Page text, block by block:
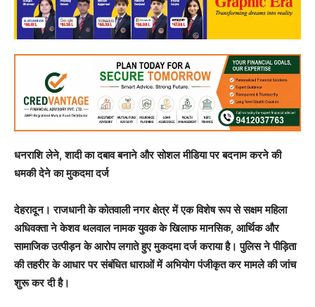
धनराशि लेने, शादी का दबाव बनाने और सोशल मीडिया पर बदनाम करने की
धमकी देने का मुकदमा दर्ज
देहरादून। राजधानी के कोतवाली नगर क्षेत्र में एक विशेष रूप से सक्षम महिला
अधिवक्ता ने केशव थलवाल नामक युवक के खिलाफ मानसिक, आर्थिक और
सामाजिक उत्पीड़न के आरोप लगाते हुए मुकदमा दर्ज कराया है। पुलिस ने पीड़िता
की तहरीर के आधार पर संबंधित धाराओं में अभियोग पंजीकृत कर मामले की जांच
शुरू कर दी है।